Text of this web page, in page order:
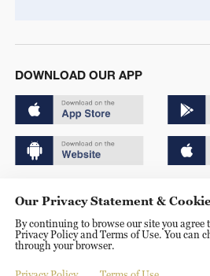
DOWNLOAD OUR APP
京ICP备20000184号
京公网安备 11010502050052号
Disinformation report hotline: 010-85061466
Our Privacy Statement &
By continuing to browse our site you agree
Privacy Policy and Terms of Use. You can
through your browser.